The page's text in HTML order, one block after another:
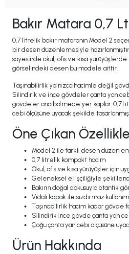
Bakır Matara 0,7
0,7 litrelik bakır mataranın Model 2
bir desen düzenlemesiyle
sayesinde okul, ofis ve kısa yürüyüşlerde
görselindeki desen bu modele aittir.
Taşınabilirlik yalnızca hacimle değil
Silindirik ve ince gövdeler çanta yan
gövdeler ana bölmede yer kaplar. 0,7
cebi ölçüsüne uyacak şekilde
Öne Çıkan
Model 2 ile farklı desen
0,7 litrelik kompakt hacim
Okul, ofis ve kısa yürüyüşler için
Geleneksel el işçiliğiyle
Bakırın doğal dokusuyla otantik
Vidalı kapak ile sızdırmaz kullanım
Taşınabilirlik hacim kadar gövde
Silindirik ince gövde çanta yan
Çoğu çanta yan cebi ölçüsüne
Ürün Hakkında